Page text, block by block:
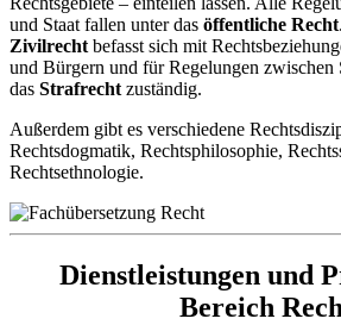
und Staat fallen unter das öffentliche Recht
Zivilrechtbefasst sich mit
und Bürgern und für Regelungen zwischen
das Strafrechtzuständig.
Außerdem gibt es verschiedene
Rechtsdogmatik, Rechtsphilosophie,
Rechtsethnologie.
Dienstleistungen und
Bereich